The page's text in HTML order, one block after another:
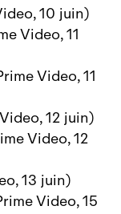
10 juin)
Video, 11
Video, 11
12 juin)
Video, 12
13 juin)
Video, 15